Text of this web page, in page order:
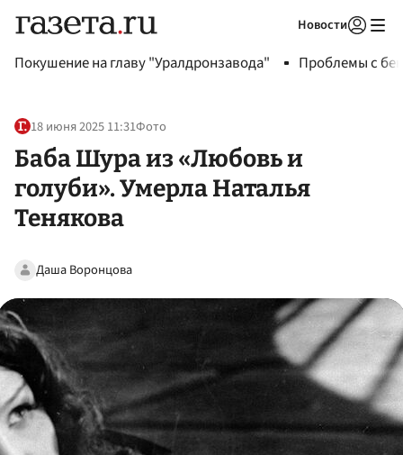
Новости
Покушение на главу "Уралдронзавода" Проблемы с
18 июня 2025 11:31Фото
Баба Шура из «Любовь и
голуби». Умерла Наталья
Тенякова
Даша Воронцова